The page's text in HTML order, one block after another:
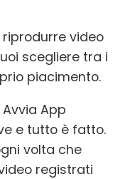
riprodurre video
scegliere tra i
piacimento.
Avvia App
e tutto è fatto.
volta che
registrati